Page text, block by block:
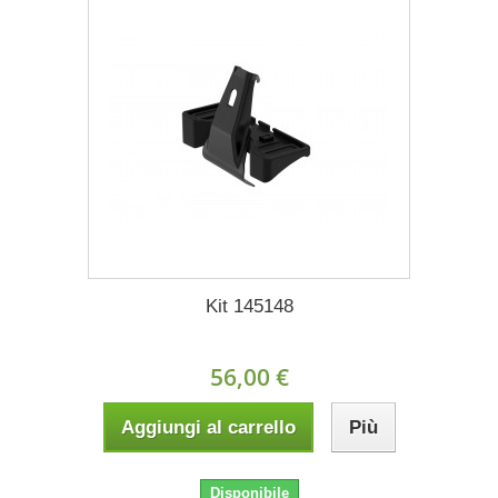
Kit 145148
56,00 €
Aggiungi al carrello Più
Disponibile